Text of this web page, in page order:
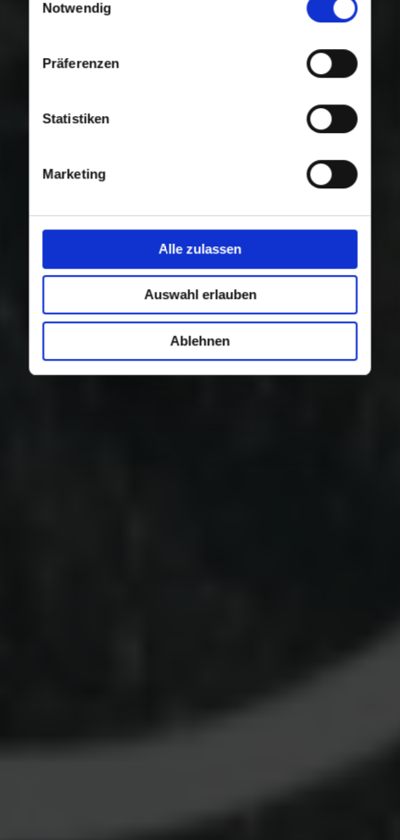
Nutzung der Dienste gesammelt haben.
Notwendig
Präferenzen
Statistiken
Marketing
Alle zulassen
Auswahl erlauben
Ablehnen